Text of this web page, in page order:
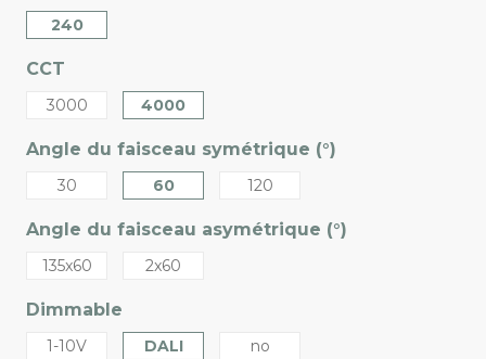
240
CCT
3000 4000
Angle du faisceau symétrique (°)
30 60 120
Angle du faisceau asymétrique (°)
135x60 2x60
Dimmable
1-10V DALI no